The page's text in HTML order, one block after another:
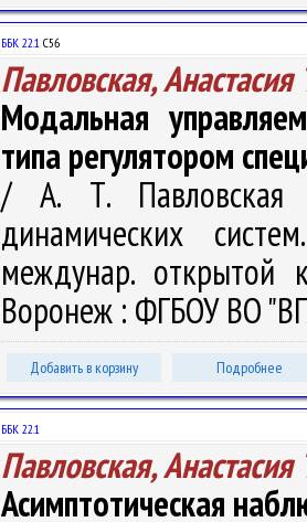
ББК 22.1 С56
Павловская, Анастасия
Модальная
типа регулятором
/ А. Т. Павловская
динамических
междунар.
Воронеж : ФГБОУ ВО
Добавить в корзину Подробнее
ББК 22.1
Павловская, Анастасия
Асимптотическая